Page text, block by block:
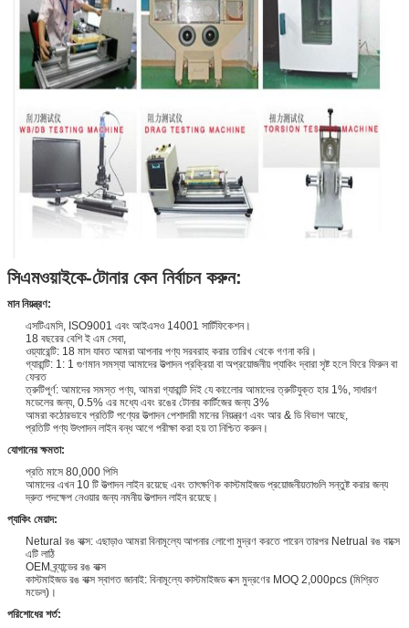
সিএমওয়াইকে-টোনার কেন নির্বাচন করুন:
মান নিয়ন্ত্রণ:
এসটিএমসি, ISO9001 এবং আইএসও 14001 সার্টিফিকেশন।
18 বছরের বেশি ই এম সেবা,
ওয়্যারেন্টি: 18 মাস যাবত আমরা আপনার পণ্য সরবরাহ করার তারিখ থেকে গণনা করি।
গ্যারান্টি: 1: 1 গুণমান সমস্যা আমাদের উত্পাদন প্রক্রিয়া বা অপ্রয়োজনীয় প্যাকিং দ্বারা সৃষ্ট হলে ফিরে ফিরুন বা
ফেরত
ত্রুটিপূর্ণ: আমাদের সমস্ত পণ্য, আমরা গ্যারান্টি দিই যে কালোের আমাদের ত্রুটিযুক্ত হার 1%, সাধারণ
মডেলের জন্য, 0.5% এর মধ্যে এবং রঙের টোনার কার্টিজের জন্য 3%
আমরা কঠোরভাবে প্রতিটি পণ্যের উত্পাদন পেশাদারী মানের নিয়ন্ত্রণ এবং আর & ডি বিভাগ আছে,
প্রতিটি পণ্য উৎপাদন লাইন বন্ধ আগে পরীক্ষা করা হয় তা নিশ্চিত করুন।
যোগানের ক্ষমতা:
প্রতি মাসে 80,000 পিসি
আমাদের এখন 10 টি উত্পাদন লাইন রয়েছে এবং তাৎক্ষণিক কাস্টমাইজড প্রয়োজনীয়তাগুলি সন্তুষ্ট করার জন্য
দ্রুত পদক্ষেপ নেওয়ার জন্য নমনীয় উত্পাদন লাইন রয়েছে।
প্যাকিং মেয়াদ:
Netural রঙ বাক্স: এছাড়াও আমরা বিনামূল্যে আপনার লোগো মুদ্রণ করতে পারেন তারপর Netrual রঙ বাক্সে
এটি লাঠি
OEM ব্র্যান্ডের রঙ বাক্স
কাস্টমাইজড রঙ বাক্স স্বাগত জানাই: বিনামূল্যে কাস্টমাইজড বক্স মুদ্রণের MOQ 2,000pcs (মিশ্রিত
মডেল)।
পরিশোধের শর্ত: